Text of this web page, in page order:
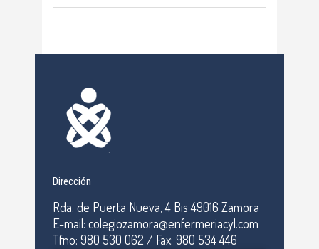
Dirección
Rda. de Puerta Nueva, 4 Bis 49016 Zamora
E-mail: colegiozamora@enfermeriacyl.com
Tfno: 980 530 062 / Fax: 980 534 446